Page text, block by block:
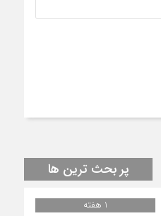
پر بحث ترین ها
1 هفته